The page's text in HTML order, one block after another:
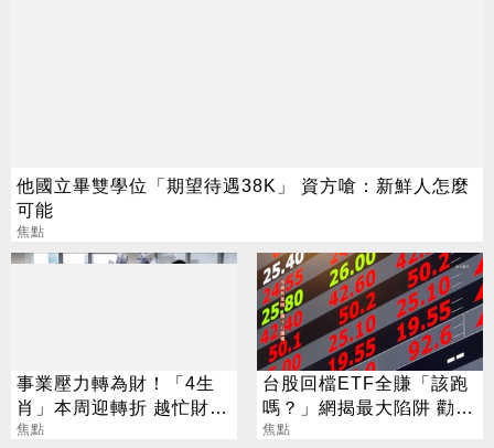
他國立畢雙學位「期望待遇38K」 資方嗆：新鮮人怎麼
可能
焦點
事業壓力轉為財！「4生
肖」本周迎轉折 越忙財運
越旺
焦點
台股回檔ETF全賺「該跑
嗎？」網揭最大陷阱 勸調
節1類股
焦點